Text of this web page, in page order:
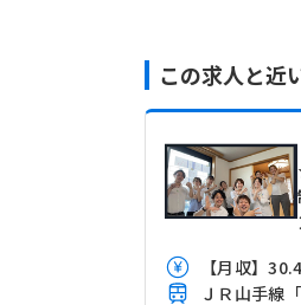
この求人と近
【月収】
ＪＲ山手線